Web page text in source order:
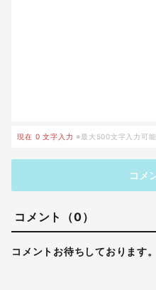
現在 0 文字入力 ※最大500文字入力可能
コメ
コメント（0）
コメントお待ちしております。